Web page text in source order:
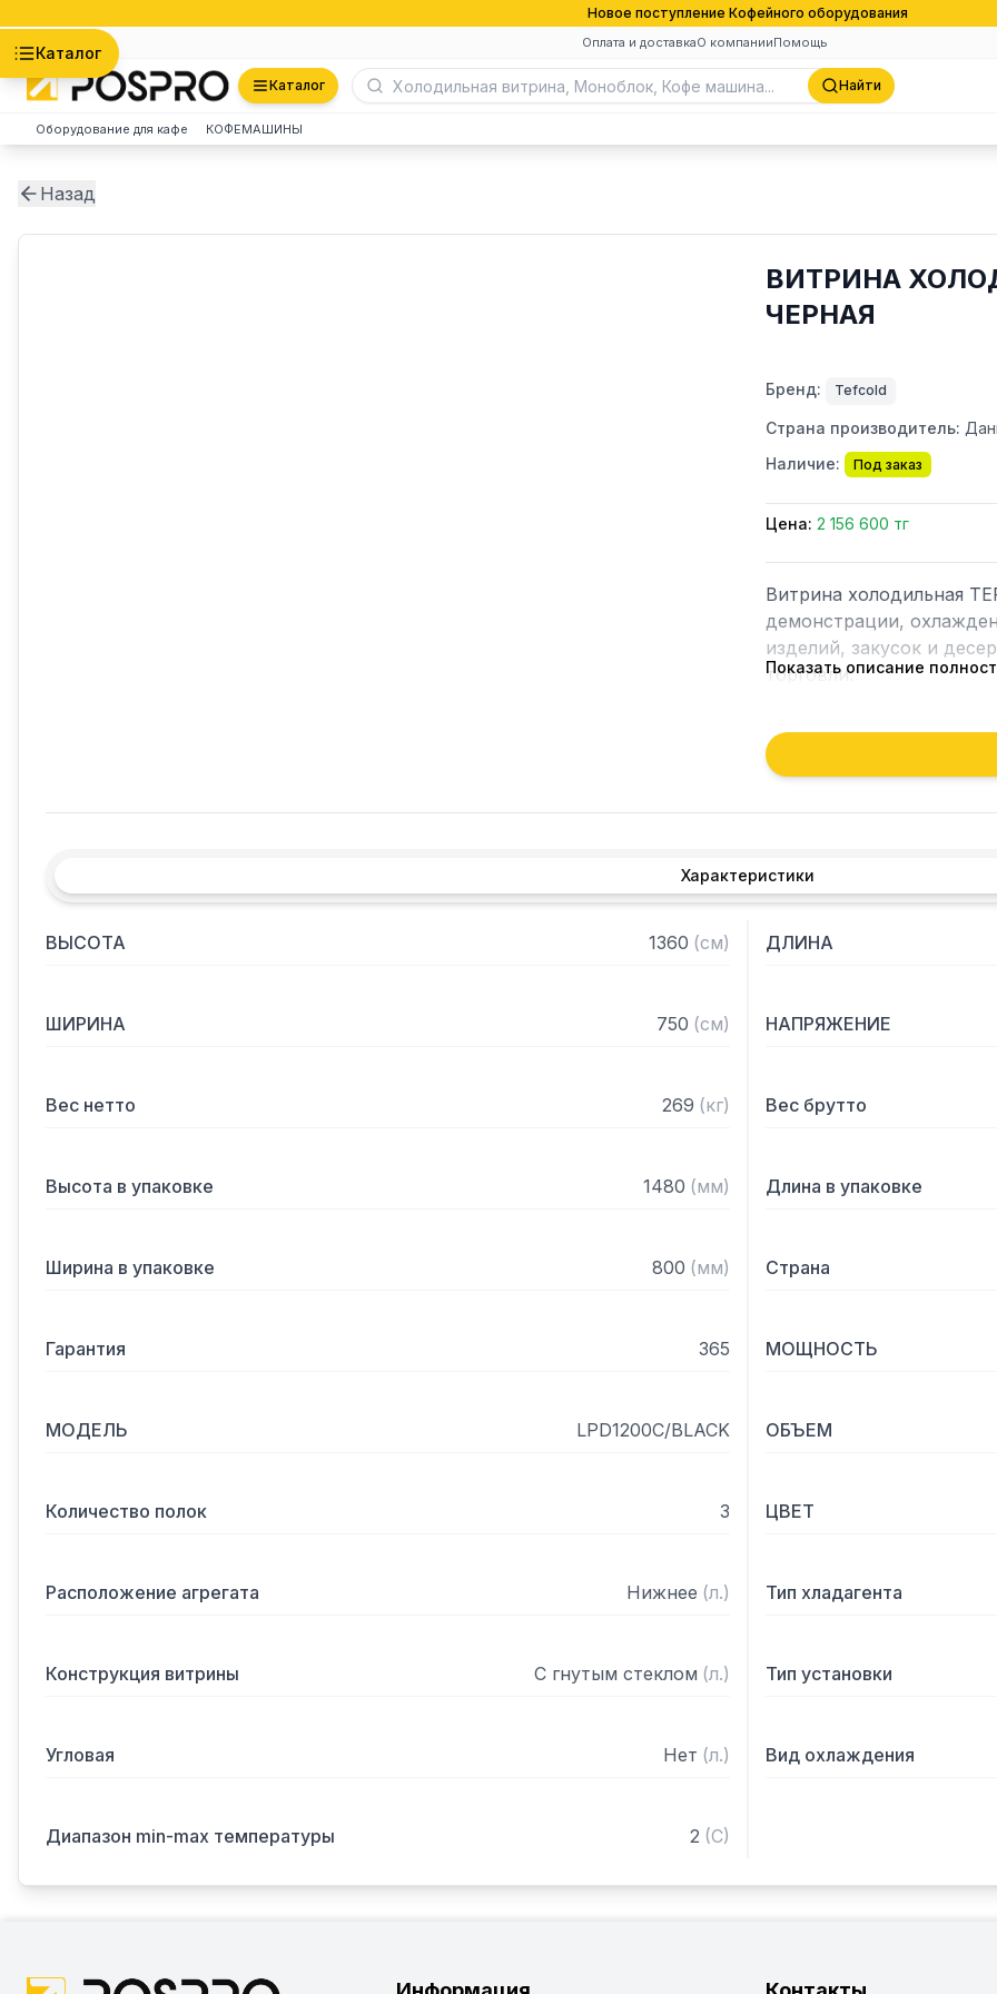
Новое поступление Кофейного оборудования
Оплата и доставкаО компанииПомощь
Каталог
Каталог Найти
Оборудование для кафе КОФЕМАШИНЫ
Назад
ВИТРИНА
ЧЕРНАЯ
Бренд: Tefcold
Страна производитель:
Наличие:
Под заказ
Цена: 2 156 600 тг
Витрина холодильная
демонстрации,
изделий, закусок и
торговли.
Особенности:
— Нержавеющая сталь и
— Светодиодная
— Регулируемые ножки
— Стеклопакет
Технические
— Общий / полезный
— Внутренняя отделка:
— Тип разморозки:
— Внутренний размер
Показать описание
Характеристики
ВЫСОТА 1360 (см) ДЛИНА
ШИРИНА 750 (см) НАПРЯЖЕНИЕ
Вес нетто 269 (кг) Вес брутто
Высота в упаковке 1480 (мм) Длина в упаковке
Ширина в упаковке 800 (мм) Страна
Гарантия 365 МОЩНОСТЬ
МОДЕЛЬ LPD1200C/BLACK ОБЪЕМ
Количество полок 3 ЦВЕТ
Расположение агрегата Нижнее (л.) Тип хладагента
Конструкция витрины С гнутым стеклом (л.) Тип установки
Угловая Нет (л.) Вид охлаждения
Диапазон min-max температуры 2 (C)